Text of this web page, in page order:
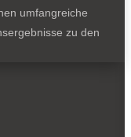
umfangreiche
zu den